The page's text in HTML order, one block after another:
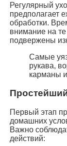
Регулярный
предполагает
обработки.
внимание на
подвержены
Самые
рукава,
карманы
Первый этап
домашних
Важно
действий: